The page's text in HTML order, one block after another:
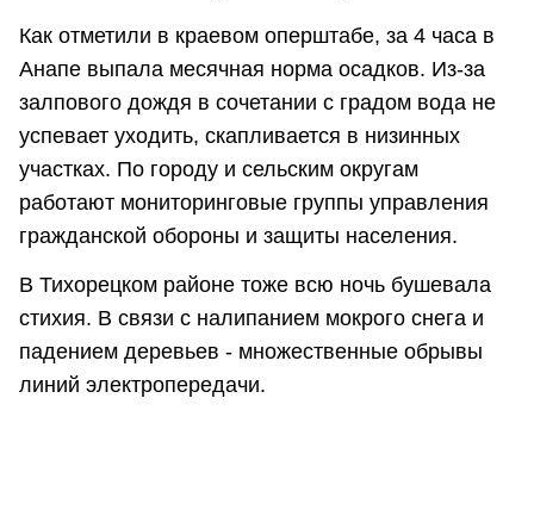
Как отметили в краевом оперштабе, за 4 часа в
Анапе выпала месячная норма осадков. Из-за
залпового дождя в сочетании с градом вода не
успевает уходить, скапливается в низинных
участках. По городу и сельским округам
работают мониторинговые группы управления
гражданской обороны и защиты населения.
В Тихорецком районе тоже всю ночь бушевала
стихия. В связи с налипанием мокрого снега и
падением деревьев - множественные обрывы
линий электропередачи.